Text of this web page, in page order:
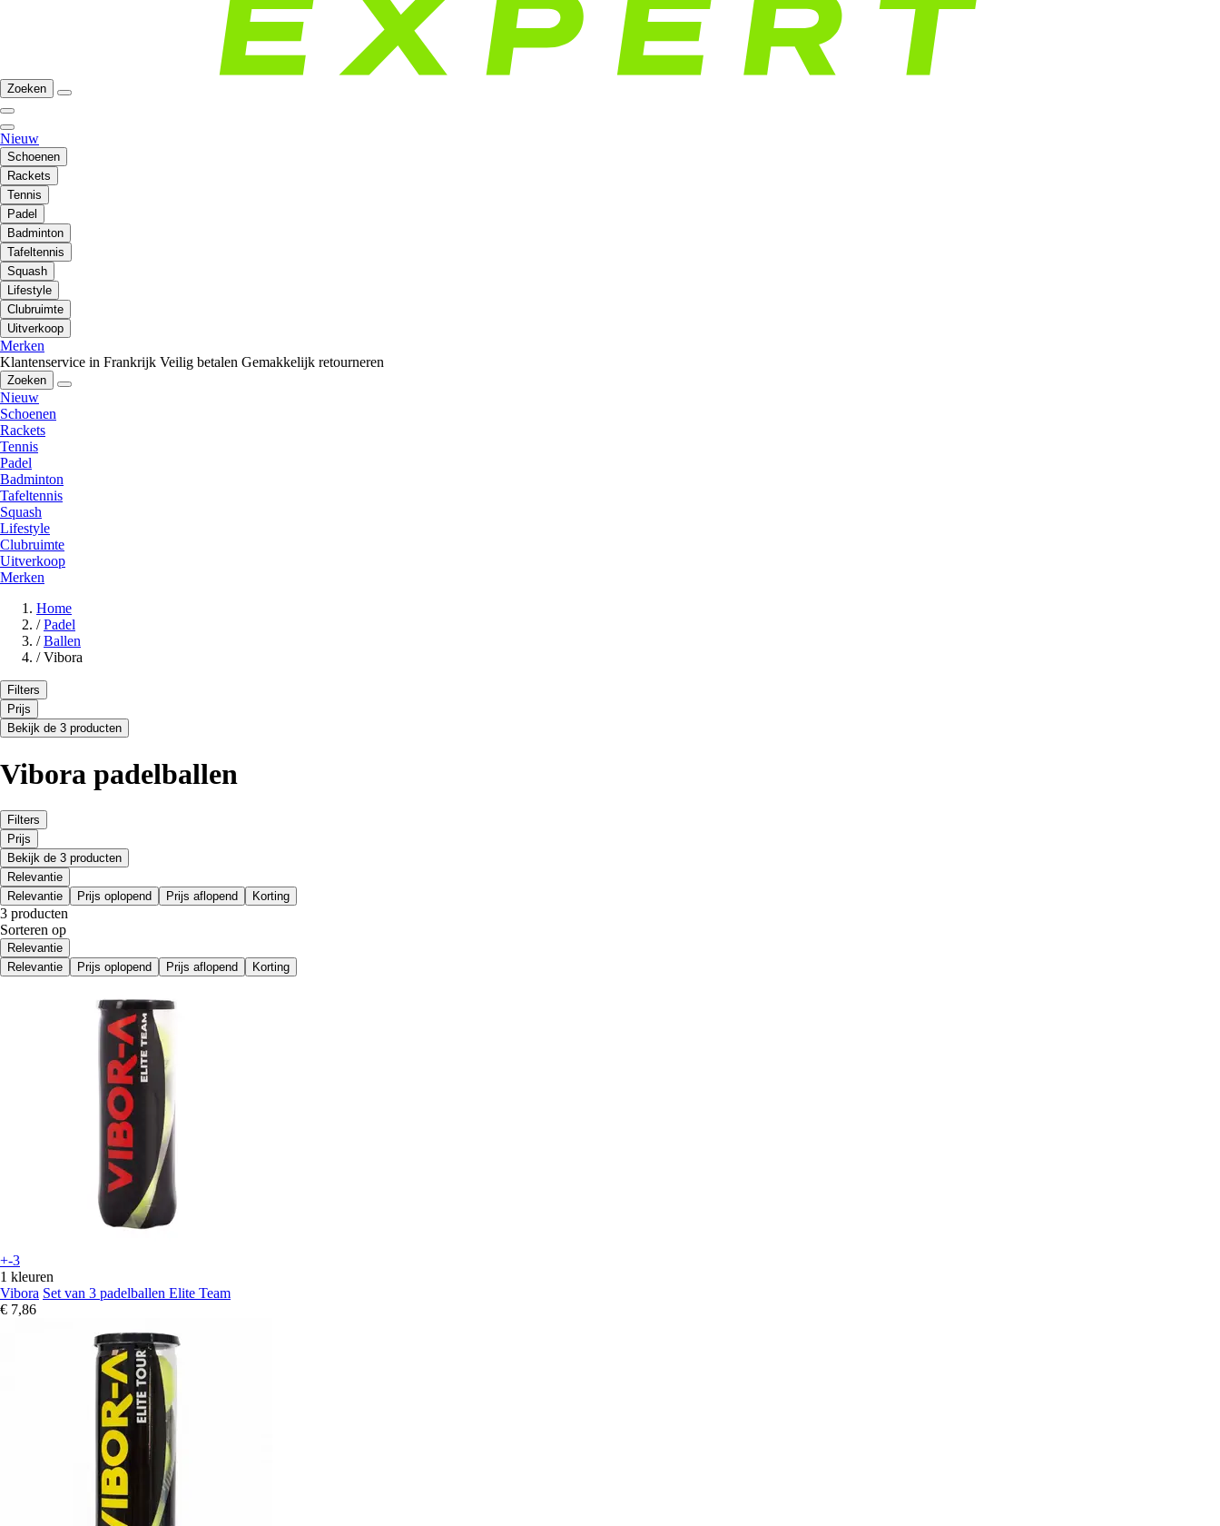
Zoeken
Nieuw
Schoenen
Rackets
Tennis
Padel
Badminton
Tafeltennis
Squash
Lifestyle
Clubruimte
Uitverkoop
Merken
Klantenservice in Frankrijk Veilig betalen Gemakkelijk retourneren
Zoeken
Nieuw
Schoenen
Rackets
Tennis
Padel
Badminton
Tafeltennis
Squash
Lifestyle
Clubruimte
Uitverkoop
Merken
Home
/ Padel
/ Ballen
/ Vibora
Filters
Prijs
Bekijk de 3 producten
Vibora padelballen
Filters
Prijs
Bekijk de 3 producten
Relevantie
Relevantie
Prijs oplopend Prijs aflopend Korting
3 producten
Sorteren op
Relevantie
Relevantie
Prijs oplopend Prijs aflopend Korting
+-3
1 kleuren
Vibora Set van 3 padelballen Elite Team
€ 7,86